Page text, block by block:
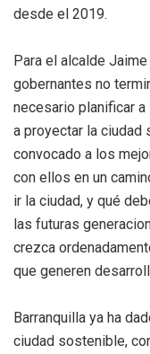
desde el 2019.
Para el alcalde
gobernantes no
necesario planificar
a proyectar la ciudad
convocado a los
con ellos en un
ir la ciudad, y qué
las futuras
crezca
que generen
Barranquilla ya ha
ciudad sostenible,